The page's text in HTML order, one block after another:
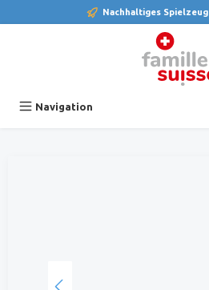
Nachhaltiges Spielzeug
Navigation